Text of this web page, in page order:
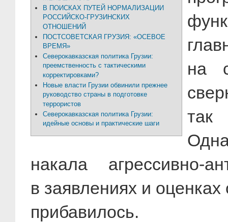
В ПОИСКАХ ПУТЕЙ НОРМАЛИЗАЦИИ
РОССИЙСКО-ГРУЗИНСКИХ
ОТНОШЕНИЙ
ПОСТСОВЕТСКАЯ ГРУЗИЯ: «ОСЕВОЕ
ВРЕМЯ»
Северокавказская политика Грузии:
преемственность с тактическими
корректировками?
Новые власти Грузии обвинили прежнее
руководство страны в подготовке
террористов
Северокавказская политика Грузии:
идейные основы и практические шаги
на
накала агрессивно-
в заявлениях и
прибавилось.